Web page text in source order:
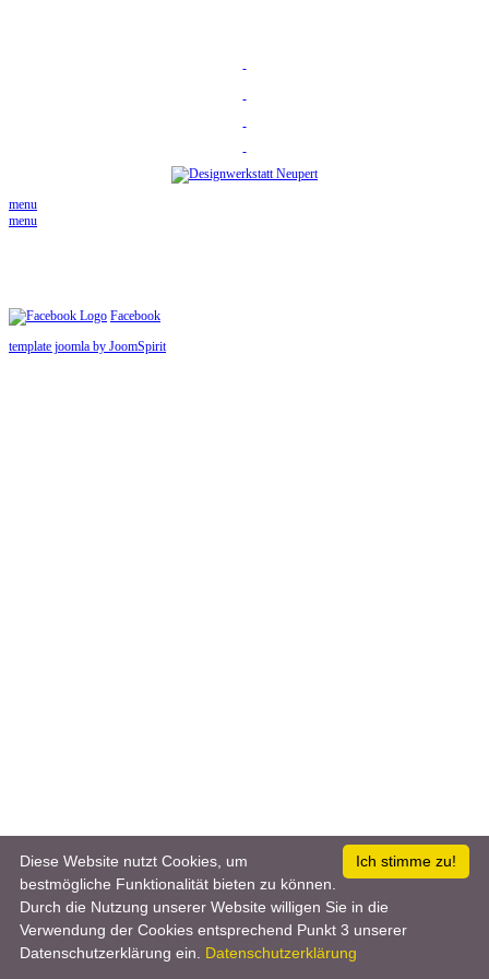
menu
menu
Facebook
template joomla by JoomSpirit
Ich stimme zu!
Diese Website nutzt Cookies, um
bestmögliche Funktionalität bieten zu können.
Durch die Nutzung unserer Website willigen Sie in die
Verwendung der Cookies entsprechend Punkt 3 unserer
Datenschutzerklärung ein. Datenschutzerklärung